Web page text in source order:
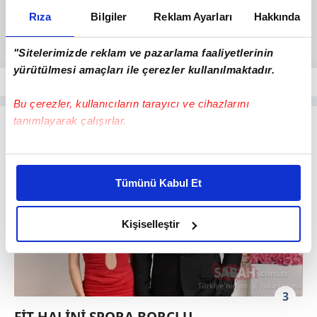
Rıza Bilgiler Reklam Ayarları Hakkında
"Sitelerimizde reklam ve pazarlama faaliyetlerinin
yürütülmesi amaçları ile çerezler kullanılmaktadır.
Bu çerezler, kullanıcıların tarayıcı ve cihazlarını
tanımlayarak çalışırlar.
Bu çerezlere izin vermeniz halinde sizlere özel
daha iyi reklam deneyimi yaşatabiliriz. Bunu yaparken
amacımızın size daha iyi bir reklam deneyimi sunmak
olduğunu ve sizlere en iyi içerikleri sunabilmek adına
elimizden gelen çabayı gösterdiğimizi ve bu noktada,
reklamların maliyetlerimizi karşılamak noktasında tek gelir
kalemimiz olduğunu sizlere hatırlatmak isteriz.
Her halükârda, kullanıcılar, bu çerezlere izin vermedikleri
Tümünü Kabul Et
Kişiselleştir
3